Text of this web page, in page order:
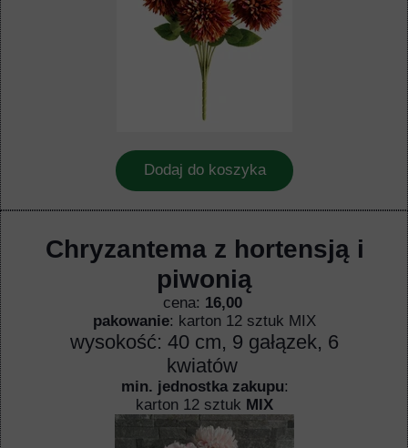
Dodaj do koszyka
Chryzantema z hortensją i
piwonią
cena: 16,00
pakowanie: karton 12 sztuk MIX
wysokość: 40 cm, 9 gałązek, 6
kwiatów
min. jednostka zakupu:
karton 12 sztuk MIX